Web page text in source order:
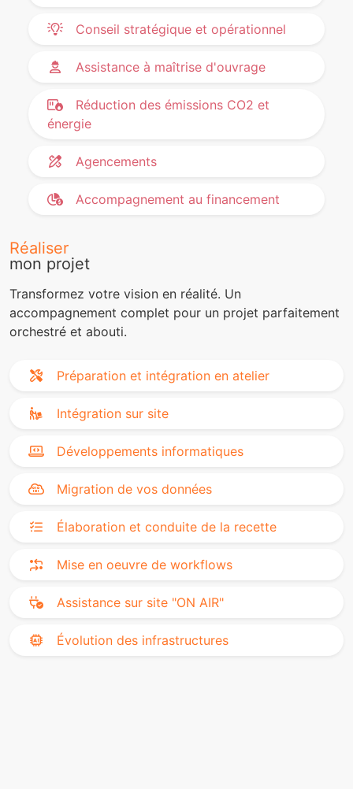
Réaliser
mon projet
Transformez votre vision en réalité. Un
accompagnement complet pour un projet parfaitement
orchestré et abouti.
Préparation et intégration en atelier
Intégration sur site
Développements informatiques
Migration de vos données
Élaboration et conduite de la recette
Mise en oeuvre de workflows
Assistance sur site "ON AIR"
Évolution des infrastructures
Conseil stratégique et opérationnel
Assistance à maîtrise d'ouvrage
Réduction des émissions CO2 et
énergie
Agencements
Accompagnement au financement